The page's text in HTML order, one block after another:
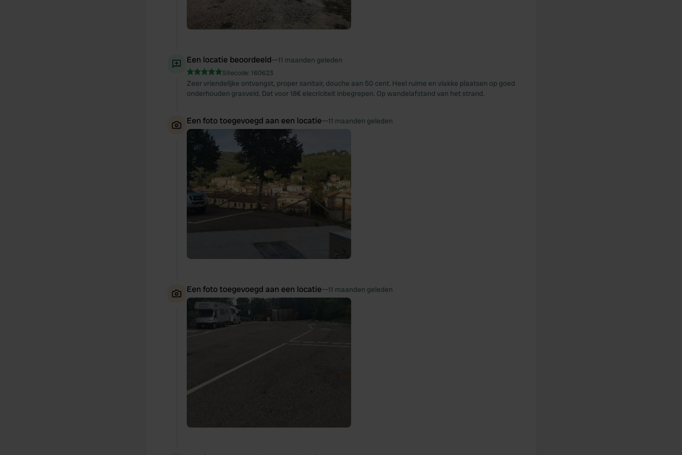
Een locatie beoordeeld—11 maanden geleden
Sitecode: 160623
Zeer vriendelijke ontvangst, proper sanitair, douche aan 50 cent. Heel ruime en vlakke plaatsen op goed
onderhouden grasveld. Dat voor 18€ elecriciteit inbegrepen. Op wandelafstand van het strand.
Een foto toegevoegd aan een locatie—11 maanden geleden
Een foto toegevoegd aan een locatie—11 maanden geleden